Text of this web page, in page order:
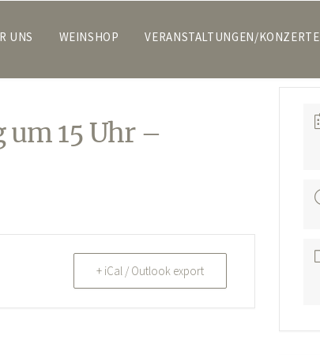
UNS WEINSHOP VERANSTALTUNGEN/KONZERTE
um 15 Uhr –
+ iCal / Outlook export